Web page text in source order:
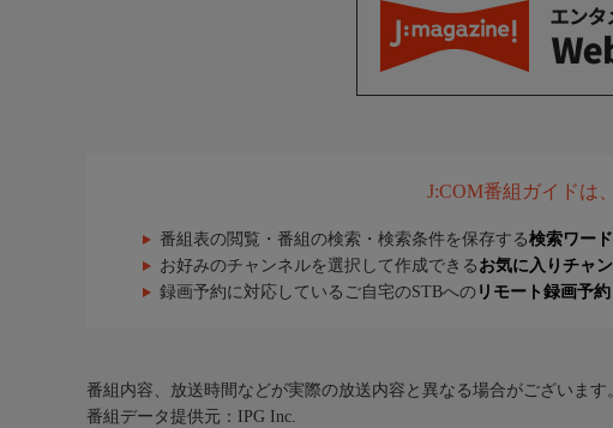
J:COM番組ガイドは
番組表の閲覧・番組の検索・検索条件を保存する検索ワー
お好みのチャンネルを選択して作成できる お気に入りチャ
録画予約に対応しているご自宅のSTBへの リモート録画予約
番組内容、放送時間などが実際の放送内容と異なる場合がございます
番組データ提供元：IPG Inc.